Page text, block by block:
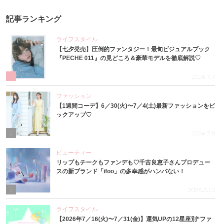
記事ランキング
ライフスタイル
【七夕発売】圧倒的ファンタジー！最旬ビジュアルブック
『PECHE 011』の見どころ＆豪華モデルを徹底解説♡
2026.7.7
ファッション
【1週間コーデ】6／30(火)〜7／4(土)最新ファッションをピ
ックアップ♡
2026.7.8
3
ビューティー
リップもチークもファンデも♡千吉良恵子さんプロデュー
スの新ブランド「ifoo」の多幸感がハンパない！
2026.7.10
ライフスタイル
【2026年7／16(火)〜7／31(金)】運気UPの12星座別“ファ